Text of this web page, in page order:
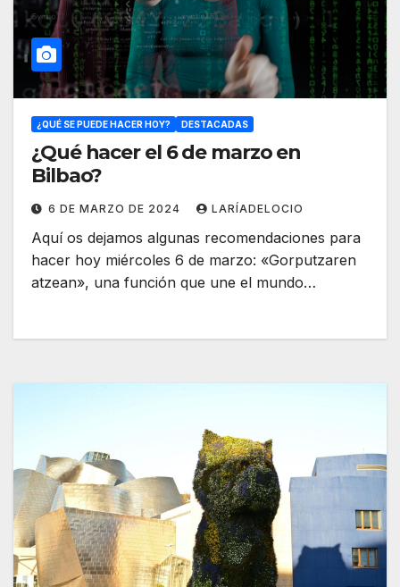
¿QUÉ SE PUEDE HACER HOY? DESTACADAS
¿Qué hacer el 6 de marzo en
Bilbao?
6 DE MARZO DE 2024 LARÍADELOCIO
Aquí os dejamos algunas recomendaciones para
hacer hoy miércoles 6 de marzo: «Gorputzaren
atzean», una función que une el mundo…